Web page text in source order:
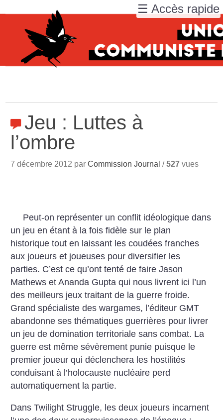
Jeu : Luttes à
l’ombre
7 décembre 2012 parCommission Journal /527 vues
Peut-on représenter un conflit idéologique dans
un jeu en étant à la fois fidèle sur le plan
historique tout en laissant les coudées franches
aux joueurs et joueuses pour diversifier les
parties. C’est ce qu’ont tenté de faire Jason
Mathews et Ananda Gupta qui nous livrent ici l’un
des meilleurs jeux traitant de la guerre froide.
Grand spécialiste des wargames, l’éditeur GMT
abandonne ses thématiques guerrières pour livrer
un jeu de domination territoriale sans combat. La
guerre est même sévèrement punie puisque le
premier joueur qui déclenchera les hostilités
conduisant à l’holocauste nucléaire perd
automatiquement la partie.
Dans Twilight Struggle, les deux joueurs incarnent
☰ Accès rapide